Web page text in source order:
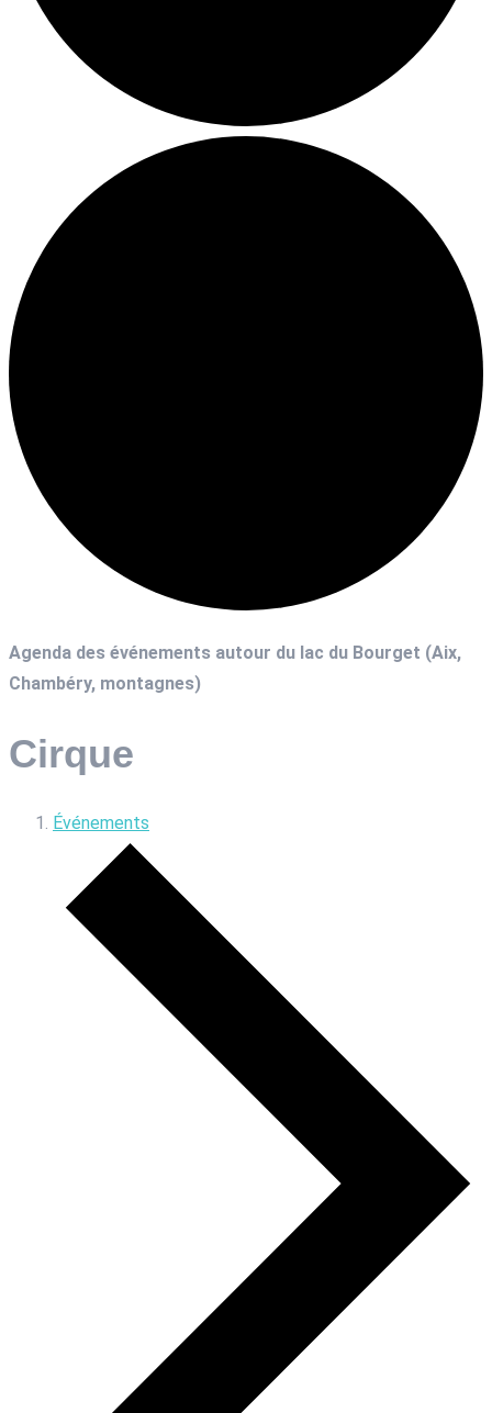
Agenda des événements autour du lac du Bourget (Aix,
Chambéry, montagnes)
Cirque
Événements